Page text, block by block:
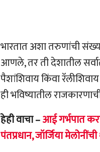
भारतात अशा तरुणांची
आणले, तर ती देशातील
पैशांशिवाय किंवा
ही भविष्यातील
हेही वाचा –आई गर्भपात
पंतप्रधान, जॉर्जिया